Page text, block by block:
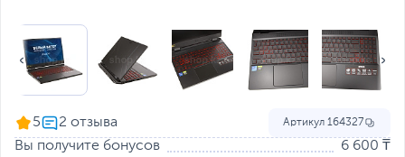
5 Артикул 164327
Вы получите бонусов 6 600 ₸